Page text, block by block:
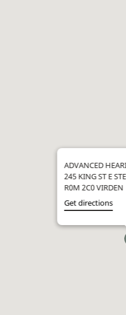
ADVANCED
245 KING ST E
R0M 2C0 VIRDEN
Get directions